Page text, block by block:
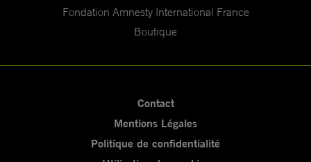
Fondation Amnesty International France
Boutique
Contact
Mentions Légales
Politique de confidentialité